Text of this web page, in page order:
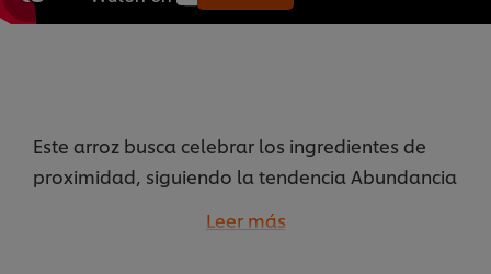
Este arroz busca celebrar los ingredientes de
proximidad, siguiendo la tendencia Abundancia
Leer más